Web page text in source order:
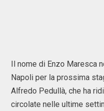
Il nome di Enzo Maresca
Napoli per la prossima
Alfredo Pedullà, che ha
circolate nelle ultime